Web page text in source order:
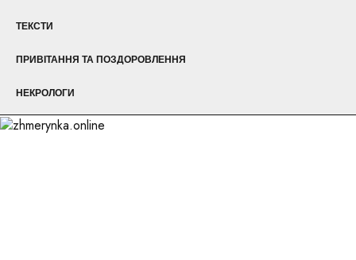
ТЕКСТИ
ПРИВІТАННЯ ТА ПОЗДОРОВЛЕННЯ
НЕКРОЛОГИ